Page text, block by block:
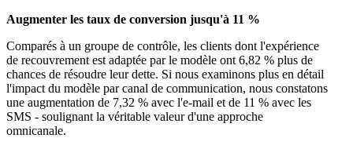
Augmenter les taux de conversion jusqu'à 11 %
Comparés à un groupe de contrôle, les clients dont l'expérience
de recouvrement est adaptée par le modèle ont 6,82 % plus de
chances de résoudre leur dette. Si nous examinons plus en détail
l'impact du modèle par canal de communication, nous constatons
une augmentation de 7,32 % avec l'e-mail et de 11 % avec les
SMS - soulignant la véritable valeur d'une approche
omnicanale.